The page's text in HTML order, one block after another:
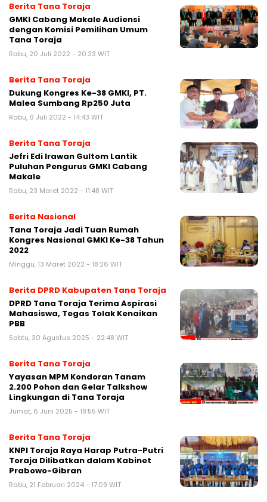
Berita Tana Toraja
GMKI Cabang Makale Audiensi
dengan Komisi Pemilihan Umum
Tana Toraja
Rabu, 20 Juli 2022 - 20:23 WIT
Berita Tana Toraja
Dukung Kongres Ke-38 GMKI, PT.
Malea Sumbang Rp250 Juta
Rabu, 6 Juli 2022 - 14:43 WIT
Berita Tana Toraja
Jefri Edi Irawan Gultom Lantik
Puluhan Pengurus GMKI Cabang
Makale
Rabu, 23 Maret 2022 - 11:48 WIT
Berita Nasional
Tana Toraja Jadi Tuan Rumah
Kongres Nasional GMKI Ke-38 Tahun
2022
Minggu, 13 Maret 2022 - 18:26 WIT
Berita DPRD Kabupaten Tana Toraja
DPRD Tana Toraja Terima Aspirasi
Mahasiswa, Tegas Tolak Kenaikan
PBB
Sabtu, 30 Agustus 2025 - 22:48 WIT
Berita Tana Toraja
Yayasan MPM Kondoran Tanam
2.200 Pohon dan Gelar Talkshow
Lingkungan di Tana Toraja
Jumat, 6 Juni 2025 - 18:55 WIT
Berita Tana Toraja
KNPI Toraja Raya Harap Putra-Putri
Toraja Dilibatkan dalam Kabinet
Prabowo-Gibran
Rabu, 21 Februari 2024 - 17:09 WIT